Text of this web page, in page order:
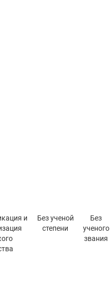
и
Без ученой
степени
Без
ученого
звания